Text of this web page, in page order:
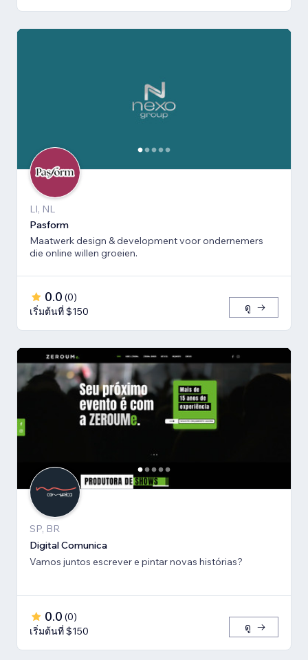
LI, NL
Pasform
Maatwerk design & development voor ondernemers
die online willen groeien.
0.0 (0)
เริ่มต้นที่ $150
ดู
SP, BR
Digital Comunica
Vamos juntos escrever e pintar novas histórias?
0.0 (0)
เริ่มต้นที่ $150
ดู